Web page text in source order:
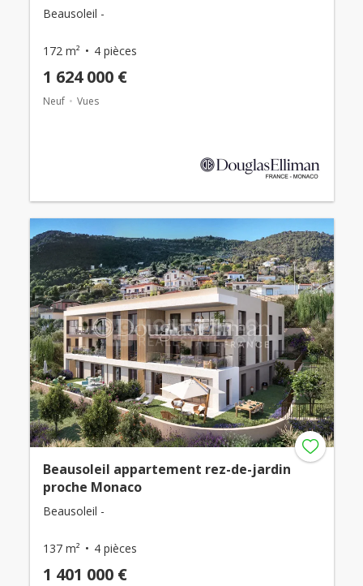
Beausoleil -
172 m² 4 pièces
1 624 000 €
Neuf Vues
Beausoleil appartement rez-de-jardin
proche Monaco
Beausoleil -
137 m² 4 pièces
1 401 000 €